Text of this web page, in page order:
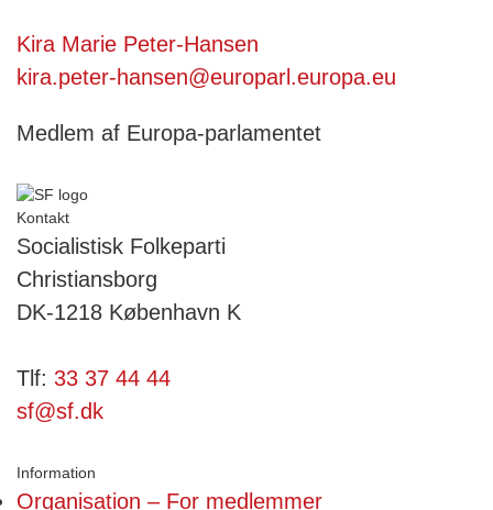
Kira Marie Peter-Hansen
kira.peter-hansen@europarl.europa.eu
Medlem af Europa-parlamentet
Kontakt
Socialistisk Folkeparti
Christiansborg
DK-1218 København K
Tlf: 33 37 44 44
sf@sf.dk
Information
Organisation – For medlemmer